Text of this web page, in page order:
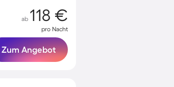
ab 118 €
pro Nacht
Zum Angebot